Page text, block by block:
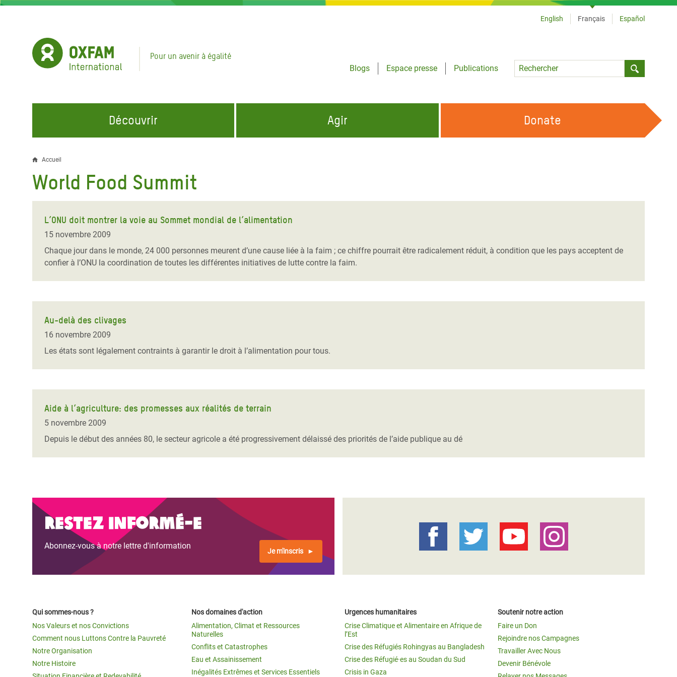
Aller
Pour un avenir à égalité
Blogs
Espace presse
Publications
Language
English Français Español
Découvrir
NOS DOMAINES D'ACTION
Eau et Assainissement
Alimentation, Climat et
Conflits et Catastrophes
Inégalités Extrêmes et
Gender, Rights, and Justice
Alimentaire en Afrique de
l’Est
Crise au Yémen
Soudan du Sud
Agir
REJOINDRE NOS CAMPAGNES
Climate Justice
Hands Off Our Spaces
Rejoignez la Communauté
#MonClimatMonAvenir
Mettons Fin à la Souffrance qui se Cache
Donate
d'Ariane
Accueil
World Food Summit
L’ONU doit montrer la voie au Sommet mondial de l’alimentation
15 novembre 2009
Chaque jour dans le monde, 24 000 personnes meurent d’une cause liée à la faim ; ce chiffre pourrait être radicalement réduit, à condition que les pays acceptent de
confier à l’ONU la coordination de toutes les différentes initiatives de lutte contre la faim.
Au-delà des clivages
16 novembre 2009
Les états sont légalement contraints à garantir le droit à l’alimentation pour tous.
Aide à l’agriculture: des promesses aux réalités de terrain
5 novembre 2009
Depuis le début des années 80, le secteur agricole a été progressivement délaissé des priorités de l’aide publique au dé
Restez informé-e
Abonnez-vous à notre lettre d'information
Je m'inscris
Qui sommes-nous ?
Nos Valeurs et nos Convictions
Comment nous Luttons Contre la Pauvreté
Notre Organisation
Notre Histoire
Nos domaines d'action
Alimentation, Climat et Ressources
Naturelles
Conflits et Catastrophes
Eau et Assainissement
Inégalités Extrêmes et Services Essentiels
Urgences humanitaires
Crise Climatique et Alimentaire en Afrique de
l’Est
Crise des Réfugiés Rohingyas au Bangladesh
Crise des Réfugié·es au Soudan du Sud
Crisis in Gaza
Soutenir notre action
Faire un Don
Rejoindre nos Campagnes
Travailler Avec Nous
Devenir Bénévole